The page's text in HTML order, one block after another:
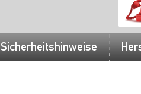
Sicherheitshinweise